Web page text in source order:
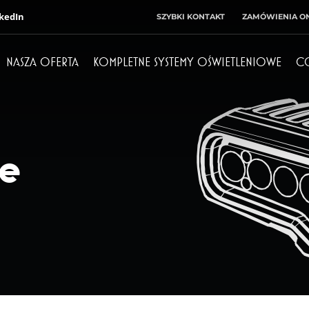
Dyrektor
Księgowość
SZYBKI KONTAKT ZAMÓWIENIA
NASZA OFERTA KOMPLETNE SYSTEMY OŚWIETLENIOWE